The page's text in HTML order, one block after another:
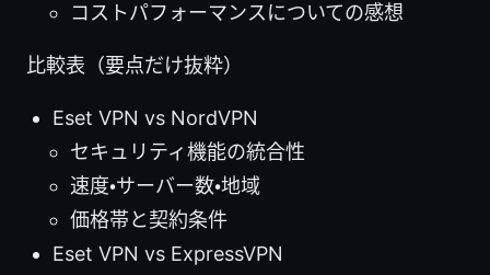
コストパフォーマンスについての感想
比較表（要点だけ抜粋）
Eset VPN vs NordVPN
セキュリティ機能の統合性
速度・サーバー数・地域
価格帯と契約条件
Eset VPN vs ExpressVPN